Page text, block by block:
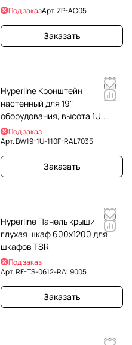
Под заказАрт.ZP-AC05
Заказать
Hyperline Кронштейн
настенный для 19"
оборудования, высота 1U,
глубина 110 мм,
фиксированный, цвет серый
(RAL 7035)
Под заказ
Арт.BW19-1U-110F-RAL7035
Заказать
Hyperline Панель крыши
глухая шкаф 600х1200 для
шкафов TSR
Под заказ
Арт.RF-TS-0612-RAL9005
Заказать